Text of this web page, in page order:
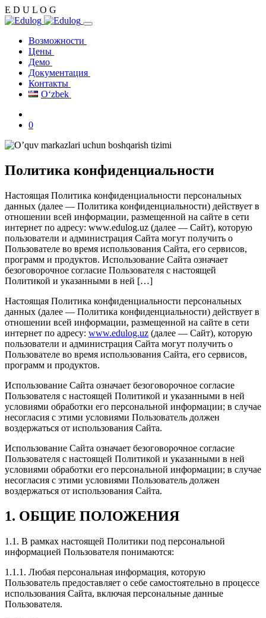
E D U L O G
Возможности
Цены
Демо
Документация
Контакты
Oʻzbek
0
Политика конфиденциальности
Настоящая Политика конфиденциальности персональных
данных (далее — Политика конфиденциальности) действует в
отношении всей информации, размещенной на сайте в сети
интернет по адресу: www.edulog.uz (далее — Сайт), которую
пользователи и администрация Сайта могут получить о
Пользователе во время использования Сайта, его сервисов,
программ и продуктов. Использование Сайта означает
безоговорочное согласие Пользователя с настоящей
Политикой и указанными в ней […]
Настоящая Политика конфиденциальности персональных
данных (далее — Политика конфиденциальности) действует в
отношении всей информации, размещенной на сайте в сети
интернет по адресу: www.edulog.uz (далее — Сайт), которую
пользователи и администрация Сайта могут получить о
Пользователе во время использования Сайта, его сервисов,
программ и продуктов.
Использование Сайта означает безоговорочное согласие
Пользователя с настоящей Политикой и указанными в ней
условиями обработки его персональной информации; в случае
несогласия с этими условиями Пользователь должен
воздержаться от использования Сайта.
Использование Сайта означает безоговорочное согласие
Пользователя с настоящей Политикой и указанными в ней
условиями обработки его персональной информации; в случае
несогласия с этими условиями Пользователь должен
воздержаться от использования Сайта.
1. ОБЩИЕ ПОЛОЖЕНИЯ
1.1. В рамках настоящей Политики под персональной
информацией Пользователя понимаются:
1.1.1. Любая персональная информация, которую
Пользователь предоставляет о себе самостоятельно в процессе
использования Сайта, включая персональные данные
Пользователя.